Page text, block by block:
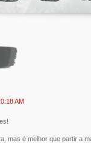
AM
mas é melhor que partir a